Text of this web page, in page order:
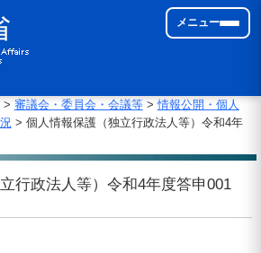
メニュー
> 審議会・委員会・会議等>情報公開・個人
> 個人情報保護（独立行政法人等）令和4年
行政法人等）令和4年度答申001